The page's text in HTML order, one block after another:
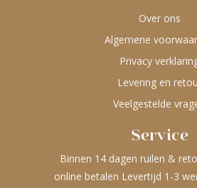
Over ons
Algemene
Privacy
Levering en
Veelgestelde
Service
Binnen 14 dagen ruilen &
online betalen Levertijd 1-3